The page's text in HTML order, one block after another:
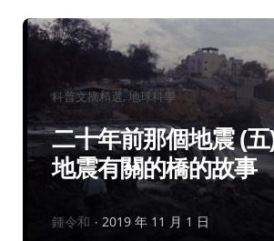
分
類：
科普文摘精選 地球科學
二十年前那個地震 (
地震有關的橋的故事
作
鍾令和 2019 年 11 月 1 日